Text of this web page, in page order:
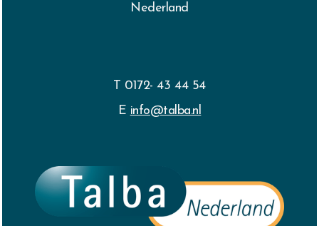
Nederland
T 0172- 43 44 54
E info@talba.nl